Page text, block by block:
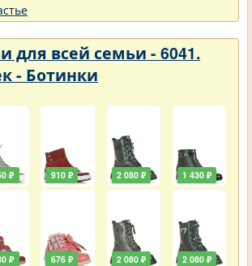
для всей семьи - 6041.
- Ботинки
₽
₽
910 ₽
676 ₽
2 080 ₽
2 080 ₽
1 430 ₽
2 080 ₽